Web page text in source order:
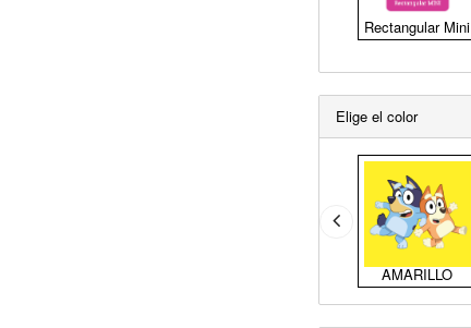
Rectangular Mini
Elige el color
AMARILLO